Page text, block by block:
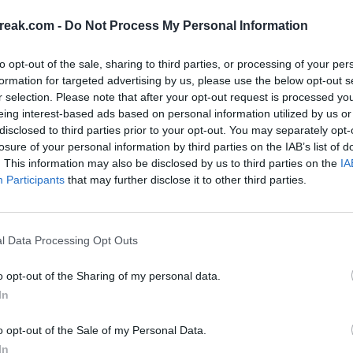
- Do Not Process My Personal Information
opt-out of the sale, sharing to third parties, or processing of your
for targeted advertising by us, please use the below opt-out
selection. Please note that after your opt-out request is processed
interest-based ads based on personal information utilized by us
to third parties prior to your opt-out. You may separately
of your personal information by third parties on the IAB’s list of
This information may also be disclosed by us to third parties on the
Participants that may further disclose it to other third parties.
Data Processing Opt Outs
opt-out of the Sharing of my personal data.
opt-out of the Sale of my Personal Data.
per Jódar
a Roland
numero 32, poiché Brandon Nakashima e Ugo